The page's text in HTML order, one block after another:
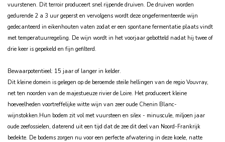
vuurstenen. Dit terroir produceert snel rijpende druiven. De druiven worden
gedurende 2 a 3 uur geperst en vervolgens wordt deze ongefermenteerde wijn
gedecanteerd in eikenhouten vaten zodat er een spontane fermentatie plaats vindt
met temperatuurregeling. De wijn wordt in het voorjaar gebotteld nadat hij twee of
drie keer is gepekeld en fijn gefilterd.
Bewaarpotentieel: 15 jaar of langer in kelder.
Dit kleine domein is gelegen op de beroemde steile hellingen van de regio Vouvray,
net ten noorden van de majestueuze rivier de Loire. Het produceert kleine
hoeveelheden voortreffelijke witte wijn van zeer oude Chenin Blanc-
wijnstokken.Hun bodem zit vol met vuursteen en silex - minuscule, miljoen jaar
oude zeefossielen, daterend uit een tijd dat de zee dit deel van Noord-Frankrijk
bedekte. De bodems zorgen nu voor een perfecte afwatering in deze koele, natte